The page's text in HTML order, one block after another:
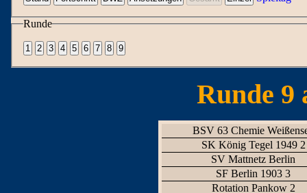
Runde
Runde 9
BSV 63 Chemie
SK König Tegel 1949 2
SV Mattnetz Berlin
SF Berlin 1903 3
Rotation Pankow 2